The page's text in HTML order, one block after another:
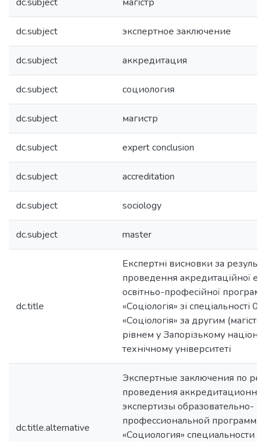
dc.subject экспертное заключение
dc.subject аккредитация
dc.subject социология
dc.subject магистр
dc.subject expert conclusion
dc.subject accreditation
dc.subject sociology
dc.subject master
dc.title
Експертні висновки за
проведення акредитаційної
освітньо-професійної програми
«Соціологія» зі спеціальності
«Соціологія» за другим
рівнем у Запорізькому
технічному університеті
dc.title.alternative
Экспертные заключения по
проведения
экспертизы образовательно-
профессиональной программы
«Социология» специальности